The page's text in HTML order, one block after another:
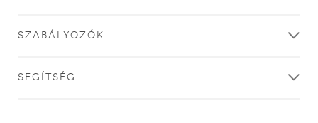
SZABÁLYOZÓK
SEGÍTSÉG